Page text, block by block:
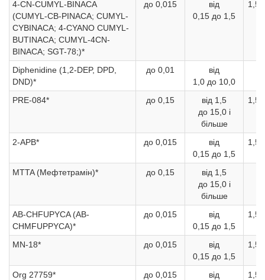
4-CN-CUMYL-BINACA
(CUMYL-CB-PINACA; CUMYL-
CYBINACA; 4-CYANO CUMYL-
BUTINACA; CUMYL-4CN-
BINACA; SGT-78;)*
до 0,015
від
0,15 до 1,5
1,5
Diphenidine (1,2-DEP, DPD,
DND)*
до 0,01
від
1,0 до 10,0
PRE-084*
до 0,15
від 1,5
до 15,0 і
більше
1,5
2-APB* до 0,015
від
0,15 до 1,5
1,5
MTTA (Мефтетрамін)* до 0,15
від 1,5
до 15,0 і
більше
AB-CHFUPYCA (AB-
CHMFUPPYCA)*
до 0,015
від
0,15 до 1,5
1,5
MN-18* до 0,015
від
0,15 до 1,5
1,5
Org 27759* до 0,015
від
1,5